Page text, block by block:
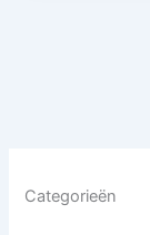
Categorieën